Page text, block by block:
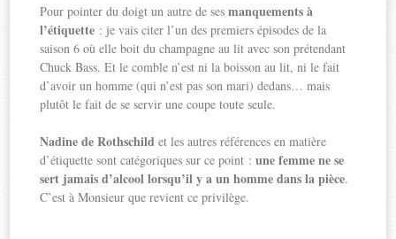
Pour pointer du doigt un autre de sesmanquements à
l’étiquette : je vais citer l’un des premiers épisodes de la
saison 6 où elle boit du champagne au lit avec son prétendant
Chuck Bass. Et le comble n’est ni la boisson au lit, ni le fait
d’avoir un homme (qui n’est pas son mari) dedans… mais
plutôt le fait de se servir une coupe toute seule.
Nadine de Rothschild et les autres références en matière
d’étiquette sont catégoriques sur ce point :une femme ne se
sert jamais d’alcool lorsqu’il y a un homme dans la pièce.
C’est à Monsieur que revient ce privilège.